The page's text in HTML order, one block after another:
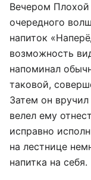
Вечером
очередного
напиток
возможность
напоминал
таковой,
Затем он
велел ему
исправно
на лестнице
напитка на себя.